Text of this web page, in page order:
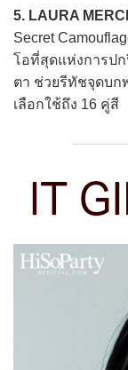
5. LAURA
Secret
โอที่สุดแห่งการปก
ตา ช่วยรีทัชจุดบก
เลือกใช้ถึง 16 คู่สี